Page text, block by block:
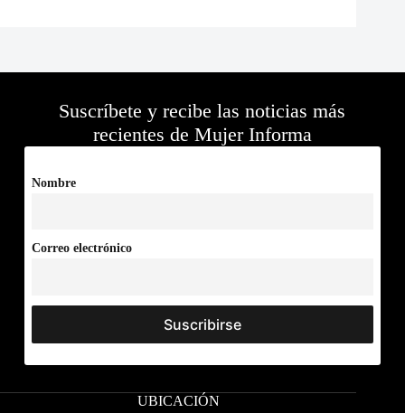
Suscríbete y recibe las noticias más
recientes de Mujer Informa
Nombre
Correo electrónico
UBICACIÓN